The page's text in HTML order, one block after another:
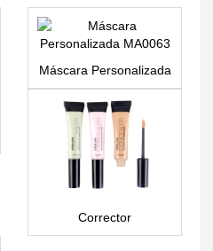
Máscara Personalizada
MA0063
Corrector
Personalizado FA0152